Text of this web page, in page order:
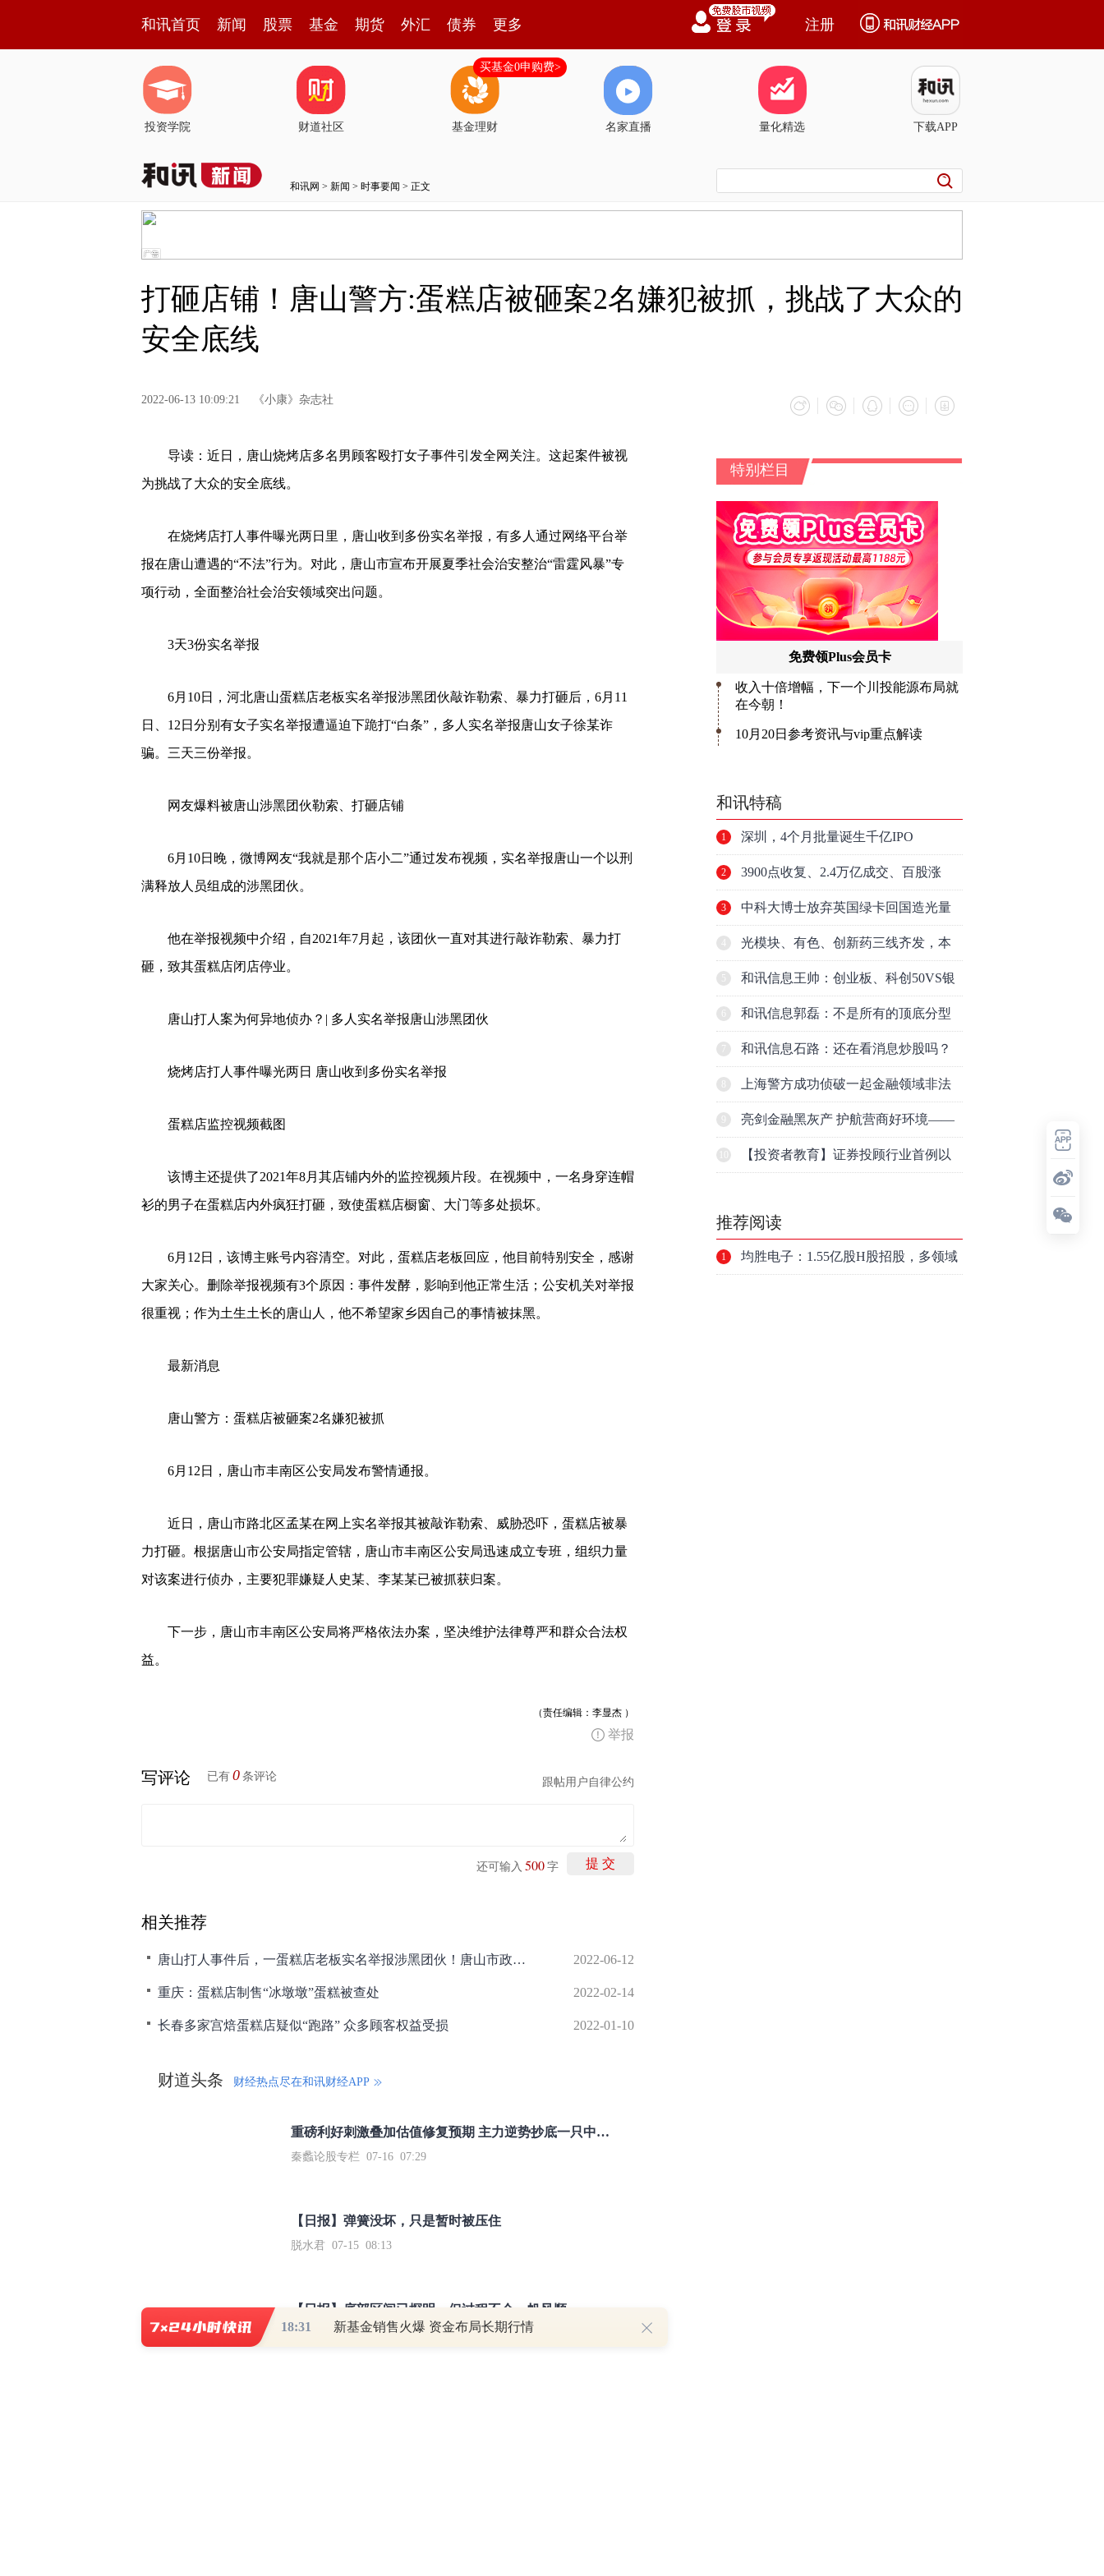
和讯首页 新闻 股票 基金 期货 外汇 债券 更多 注册
投资学院 财道社区 基金理财
买基金0申购费>
名家直播 量化精选 下载APP
和讯网 > 新闻 > 时事要闻 > 正文
打砸店铺！唐山警方:蛋糕店被砸案2名嫌犯被抓，挑战了大众的
安全底线
2022-06-13 10:09:21 《小康》杂志社
导读：近日，唐山烧烤店多名男顾客殴打女子事件引发全网关注。这起案件被视
为挑战了大众的安全底线。
在烧烤店打人事件曝光两日里，唐山收到多份实名举报，有多人通过网络平台举
报在唐山遭遇的“不法”行为。对此，唐山市宣布开展夏季社会治安整治“雷霆风暴”专
项行动，全面整治社会治安领域突出问题。
3天3份实名举报
6月10日，河北唐山蛋糕店老板实名举报涉黑团伙敲诈勒索、暴力打砸后，6月11
日、12日分别有女子实名举报遭逼迫下跪打“白条”，多人实名举报唐山女子徐某诈
骗。三天三份举报。
网友爆料被唐山涉黑团伙勒索、打砸店铺
6月10日晚，微博网友“我就是那个店小二”通过发布视频，实名举报唐山一个以刑
满释放人员组成的涉黑团伙。
他在举报视频中介绍，自2021年7月起，该团伙一直对其进行敲诈勒索、暴力打
砸，致其蛋糕店闭店停业。
唐山打人案为何异地侦办？| 多人实名举报唐山涉黑团伙
烧烤店打人事件曝光两日 唐山收到多份实名举报
蛋糕店监控视频截图
该博主还提供了2021年8月其店铺内外的监控视频片段。在视频中，一名身穿连帽
衫的男子在蛋糕店内外疯狂打砸，致使蛋糕店橱窗、大门等多处损坏。
6月12日，该博主账号内容清空。对此，蛋糕店老板回应，他目前特别安全，感谢
大家关心。删除举报视频有3个原因：事件发酵，影响到他正常生活；公安机关对举报
很重视；作为土生土长的唐山人，他不希望家乡因自己的事情被抹黑。
最新消息
唐山警方：蛋糕店被砸案2名嫌犯被抓
6月12日，唐山市丰南区公安局发布警情通报。
近日，唐山市路北区孟某在网上实名举报其被敲诈勒索、威胁恐吓，蛋糕店被暴
力打砸。根据唐山市公安局指定管辖，唐山市丰南区公安局迅速成立专班，组织力量
对该案进行侦办，主要犯罪嫌疑人史某、李某某已被抓获归案。
下一步，唐山市丰南区公安局将严格依法办案，坚决维护法律尊严和群众合法权
益。
（责任编辑：李显杰 ）
举报
写评论 已有 0 条评论 跟帖用户自律公约
提 交
还可输入 500 字
相关推荐
唐山打人事件后，一蛋糕店老板实名举报涉黑团伙！唐山市政法委回应… 2022-06-12
重庆：蛋糕店制售“冰墩墩”蛋糕被查处 2022-02-14
长春多家宫焙蛋糕店疑似“跑路” 众多顾客权益受损 2022-01-10
财道头条 财经热点尽在和讯财经APP
重磅利好刺激叠加估值修复预期 主力逆势抄底一只中药龙头股
秦蠡论股专栏 07-16 07:29
【日报】弹簧没坏，只是暂时被压住
脱水君 07-15 08:13
【日报】底部区间已探明，但过程不会一帆风顺
脱水君 07-14 07:48
和讯特稿
1 深圳，4个月批量诞生千亿IPO
2 3900点收复、2.4万亿成交、百股涨
停！8月行情变了？
3 中科大博士放弃英国绿卡回国造光量
子芯片，要IPO了
光模块、有色、创新药三线齐发，本
周A股画风突变你跟上了吗？
5 和讯信息王帅：创业板、科创50VS银
行，底部区间与顶部区间
和讯信息郭磊：不是所有的顶底分型
都是顶底！
7 和讯信息石路：还在看消息炒股吗？
上海警方成功侦破一起金融领域非法
代理维权敲诈勒索案件
亮剑金融黑灰产 护航营商好环境——
上海普陀严打“代理维权”敲诈犯罪、筑
【投资者教育】证券投顾行业首例以
审宣判，主犯获刑五年
推荐阅读
1 均胜电子：1.55亿股H股招股，多领域
18:31 新基金销售火爆 资金布局长期行情